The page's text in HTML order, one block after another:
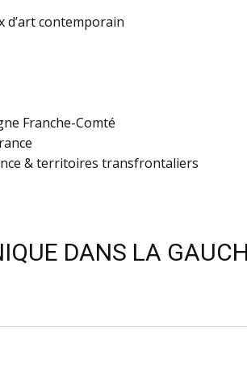
d’art contemporain
Franche-Comté
& territoires transfrontaliers
DANS LA